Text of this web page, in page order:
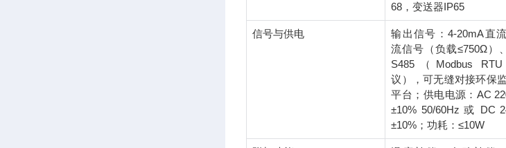
68，变送器IP65
信号与供电
输出信号：4-20mA直
流信号（负载≤750Ω）
S485（Modbus
议），可无缝对接环保
平台；供电电源：AC
±10% 50/60Hz 或 DC
±10%；功耗：≤10W